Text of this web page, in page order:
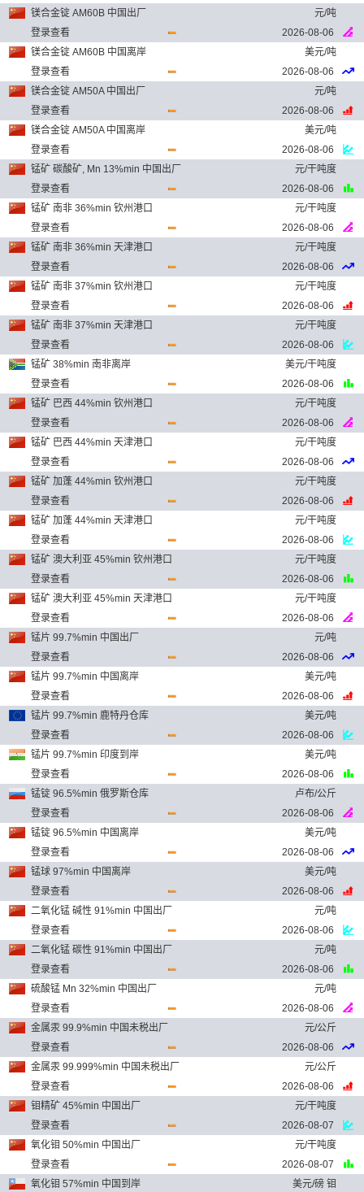
镁合金锭 AM60B 中国出厂
元/吨
登录查看
2026-08-06
镁合金锭 AM60B 中国离岸
美元/吨
登录查看
2026-08-06
镁合金锭 AM50A 中国出厂
元/吨
登录查看
2026-08-06
镁合金锭 AM50A 中国离岸
美元/吨
登录查看
2026-08-06
锰矿 碳酸矿, Mn 13%min 中国出厂
元/干吨度
登录查看
2026-08-06
锰矿 南非 36%min 钦州港口
元/干吨度
登录查看
2026-08-06
锰矿 南非 36%min 天津港口
元/干吨度
登录查看
2026-08-06
锰矿 南非 37%min 钦州港口
元/干吨度
登录查看
2026-08-06
锰矿 南非 37%min 天津港口
元/干吨度
登录查看
2026-08-06
锰矿 38%min 南非离岸
美元/干吨度
登录查看
2026-08-06
锰矿 巴西 44%min 钦州港口
元/干吨度
登录查看
2026-08-06
锰矿 巴西 44%min 天津港口
元/干吨度
登录查看
2026-08-06
锰矿 加蓬 44%min 钦州港口
元/干吨度
登录查看
2026-08-06
锰矿 加蓬 44%min 天津港口
元/干吨度
登录查看
2026-08-06
锰矿 澳大利亚 45%min 钦州港口
元/干吨度
登录查看
2026-08-06
锰矿 澳大利亚 45%min 天津港口
元/干吨度
登录查看
2026-08-06
锰片 99.7%min 中国出厂
元/吨
登录查看
2026-08-06
锰片 99.7%min 中国离岸
美元/吨
登录查看
2026-08-06
锰片 99.7%min 鹿特丹仓库
美元/吨
登录查看
2026-08-06
锰片 99.7%min 印度到岸
美元/吨
登录查看
2026-08-06
锰锭 96.5%min 俄罗斯仓库
卢布/公斤
登录查看
2026-08-06
锰锭 96.5%min 中国离岸
美元/吨
登录查看
2026-08-06
锰球 97%min 中国离岸
美元/吨
登录查看
2026-08-06
二氧化锰 碱性 91%min 中国出厂
元/吨
登录查看
2026-08-06
二氧化锰 碳性 91%min 中国出厂
元/吨
登录查看
2026-08-06
硫酸锰 Mn 32%min 中国出厂
元/吨
登录查看
2026-08-06
金属汞 99.9%min 中国未税出厂
元/公斤
登录查看
2026-08-06
金属汞 99.999%min 中国未税出厂
元/公斤
登录查看
2026-08-06
钼精矿 45%min 中国出厂
元/干吨度
登录查看
2026-08-07
氧化钼 50%min 中国出厂
元/干吨度
登录查看
2026-08-07
氧化钼 57%min 中国到岸
美元/磅 钼